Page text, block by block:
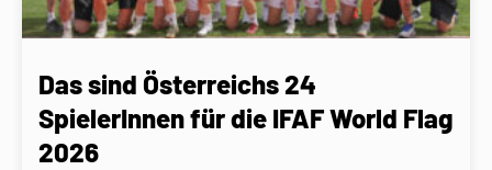
Das sind Österreichs 24
SpielerInnen für die IFAF World Flag
2026